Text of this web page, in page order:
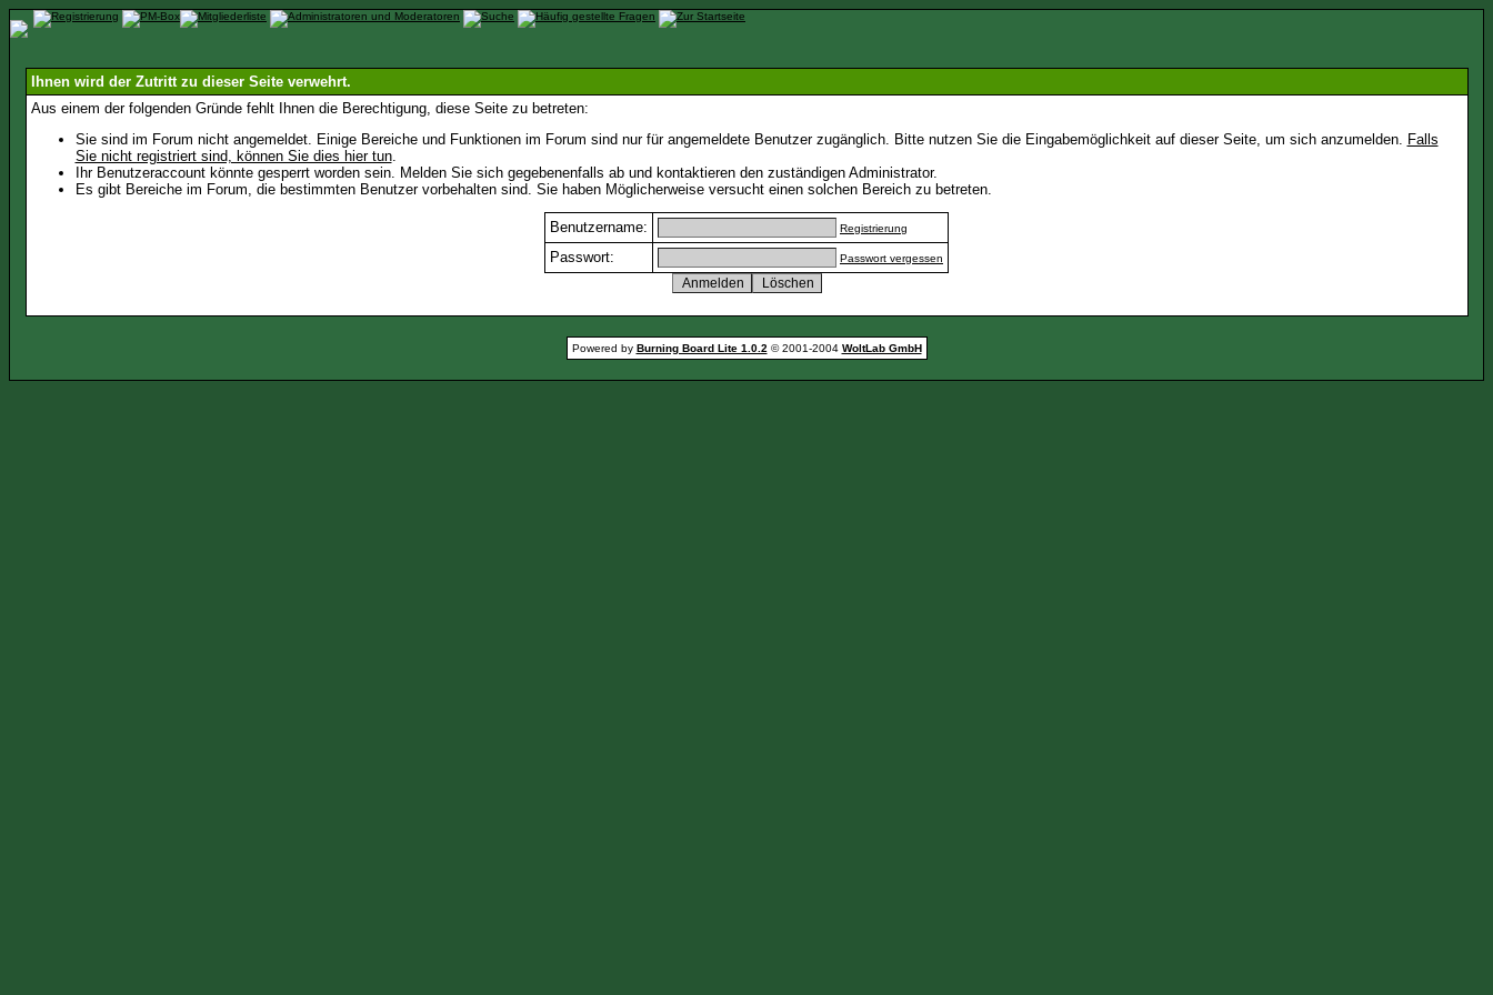
Ihnen wird der Zutritt zu dieser Seite verwehrt.
Aus einem der folgenden Gründe fehlt Ihnen die Berechtigung, diese Seite zu betreten:
Sie sind im Forum nicht angemeldet. Einige Bereiche und Funktionen im Forum sind nur für angemeldete Benutzer zugänglich. Bitte nutzen Sie die Eingabemöglichkeit auf dieser Seite, um sich anzumelden. Falls
Sie nicht registriert sind, können Sie dies hier tun.
Ihr Benutzeraccount könnte gesperrt worden sein. Melden Sie sich gegebenenfalls ab und kontaktieren den zuständigen Administrator.
Es gibt Bereiche im Forum, die bestimmten Benutzer vorbehalten sind. Sie haben Möglicherweise versucht einen solchen Bereich zu betreten.
Benutzername: Registrierung
Passwort: Passwort vergessen
Powered by Burning Board Lite 1.0.2 © 2001-2004 WoltLab GmbH